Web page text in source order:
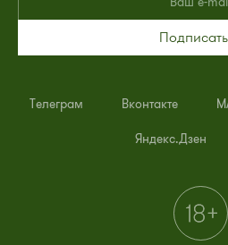
Телеграм Вконтакте
Яндекс.Дзен